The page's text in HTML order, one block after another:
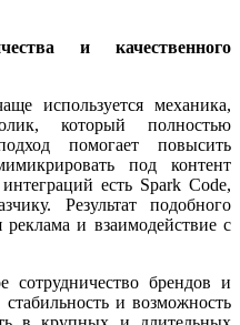
и качественного
используется механика,
который полностью
помогает повысить
под контент
есть Spark Code,
Результат подобного
реклама и взаимодействие с
брендов и
и возможность